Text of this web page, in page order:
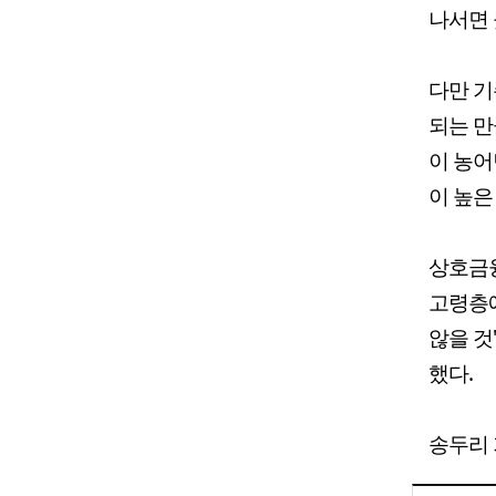
나서면
다만
되는
이 농
이 높
상호금
고령층
않을
했다.
송두리